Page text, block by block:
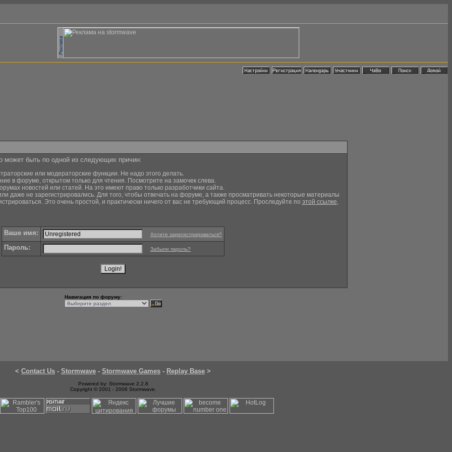
может быть по одной из следующих причин:
или модераторские функции. Не надо этого делать.
в форуме, открытом только для чтения. Посмотрите на замочек слева.
новостей или статей. На это имеют право только разработчики сайта.
даже не зарегистрировались. Для того, чтобы отвечать на форуме, а также просматривать некоторые материалы
Это очень простой, и практически ничего от вас не требующий процесс. Проследуйте по этой ссылке,
Ваше имя: Хотите зарегистрироваться?
Пароль: Забыли пароль?
Навигация по форуму:
< Contact Us - Stormwave - Stormwave Games - Replay Base >
Powered by: Stormwave 2.2.8
Copyright © 2001 - 2006 Stormwave.